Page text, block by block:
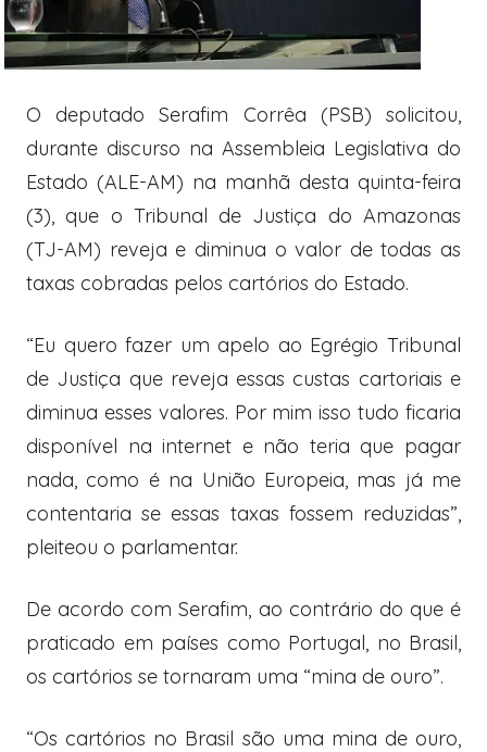
O deputado Serafim Corrêa (PSB) solicitou,
durante discurso na Assembleia Legislativa do
Estado (ALE-AM) na manhã desta quinta-feira
(3), que o Tribunal de Justiça do Amazonas
(TJ-AM) reveja e diminua o valor de todas as
taxas cobradas pelos cartórios do Estado.
“Eu quero fazer um apelo ao Egrégio Tribunal
de Justiça que reveja essas custas cartoriais e
diminua esses valores. Por mim isso tudo ficaria
disponível na internet e não teria que pagar
nada, como é na União Europeia, mas já me
contentaria se essas taxas fossem reduzidas”,
pleiteou o parlamentar.
De acordo com Serafim, ao contrário do que é
praticado em países como Portugal, no Brasil,
os cartórios se tornaram uma “mina de ouro”.
“Os cartórios no Brasil são uma mina de ouro,